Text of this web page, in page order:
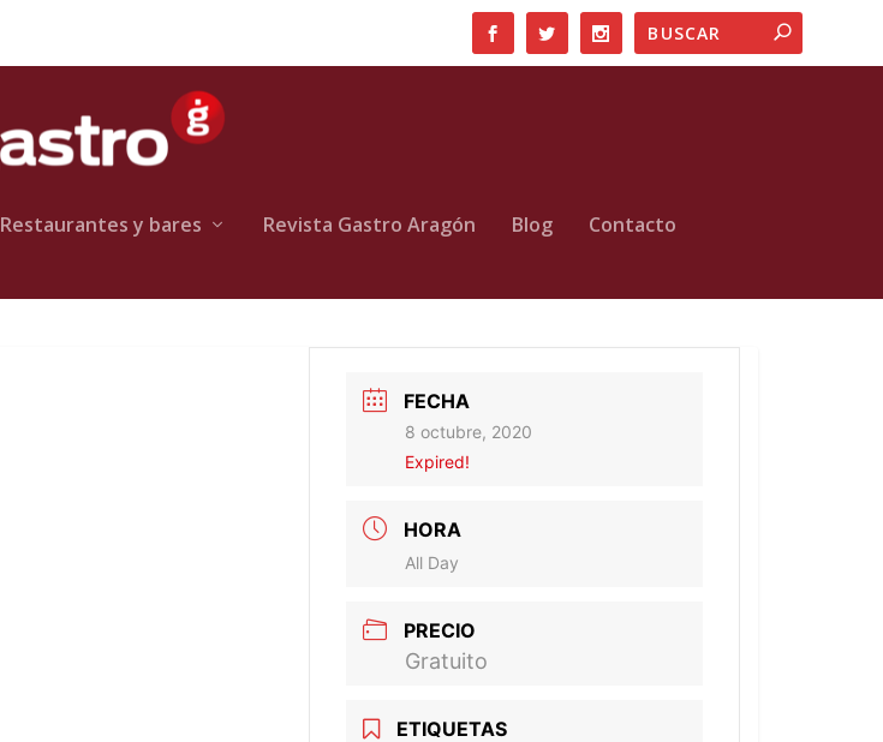
Restaurantes y bares Revista Gastro Aragón Blog Contacto
FECHA
8 octubre, 2020
Expired!
HORA
All Day
PRECIO
Gratuito
ETIQUETAS